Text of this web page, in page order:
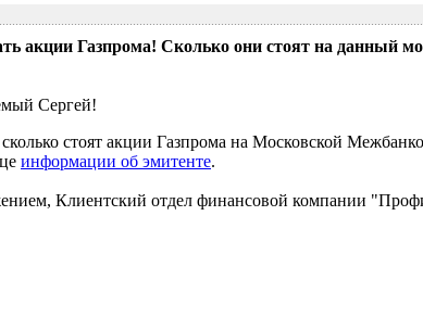
акции Газпрома! Сколько они стоят на данный
Сергей!
сколько стоят акции Газпрома на Московской
информации об эмитенте.
Клиентский отдел финансовой компании